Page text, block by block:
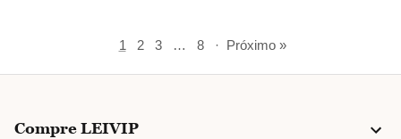
1 2 3 … 8 · Próximo »
Compre LEIVIP